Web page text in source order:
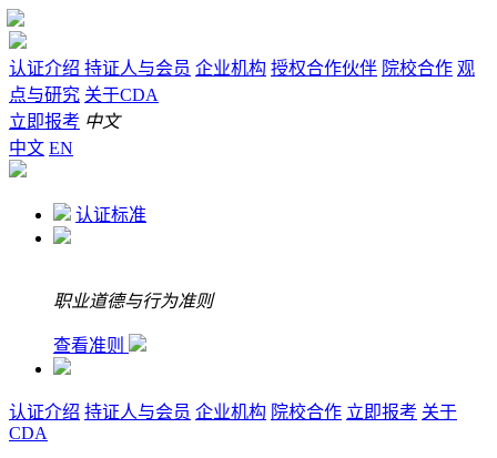
认证介绍 持证人与会员 企业机构 授权合作伙伴 院校合作 观
点与研究 关于CDA
立即报考 中文
中文 EN
认证标准
职业道德与行为准则
查看准则
认证介绍 持证人与会员 企业机构 院校合作 立即报考 关于
CDA